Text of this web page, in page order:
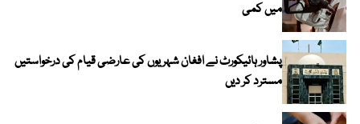
میں کمی
پشاور ہائیکورٹ نے افغان شہریوں کی عارضی قیام کی درخواستیں
مسترد کر دیں